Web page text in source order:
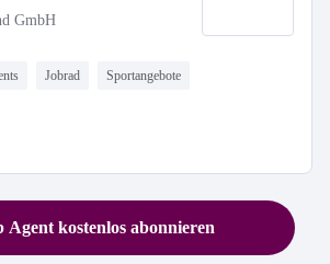
GmbH
Jobrad Sportangebote
Agent kostenlos abonnieren